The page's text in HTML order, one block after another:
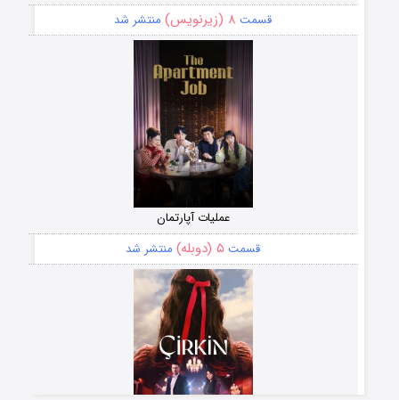
قسمت ۸ (زیرنویس) منتشر شد
عملیات آپارتمان
قسمت ۵ (دوبله) منتشر شد